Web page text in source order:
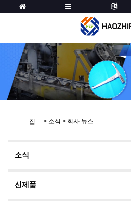
집 > 소식 > 회사 뉴스
소식
신제품